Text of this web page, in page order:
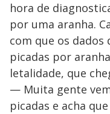
hora de
por uma aranha.
com que os dados
picadas por
letalidade, que
— Muita gente
picadas e acha